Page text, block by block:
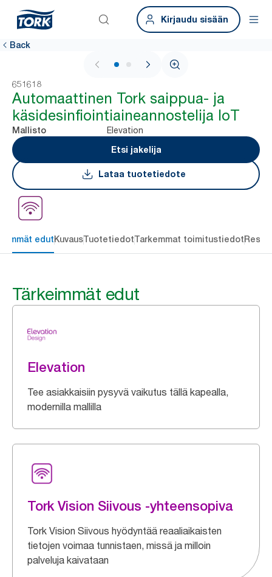
Kirjaudu sisään
Back
1 / 2
651618
Automaattinen Tork saippua- ja
käsidesinfiointiaineannostelija IoT
Mallisto
Elevation
Etsi jakelija
Lataa tuotetiedote
edutKuvausTuotetiedotTarkemmat toimitustiedot
Tärkeimmät edut
Elevation
Tee asiakkaisiin pysyvä vaikutus tällä kapealla,
modernilla mallilla
Tork Vision Siivous -yhteensopiva
Tork Vision Siivous hyödyntää reaaliaikaisten
tietojen voimaa tunnistaen, missä ja milloin
palveluja kaivataan